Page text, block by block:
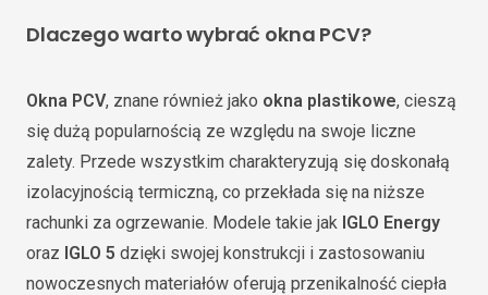
Dlaczego warto wybrać okna PCV?
Okna PCV, znane również jako okna plastikowe, cieszą
się dużą popularnością ze względu na swoje liczne
zalety. Przede wszystkim charakteryzują się doskonałą
izolacyjnością termiczną, co przekłada się na niższe
rachunki za ogrzewanie. Modele takie jak IGLO Energy
oraz IGLO 5 dzięki swojej konstrukcji i zastosowaniu
nowoczesnych materiałów oferują przenikalność ciepła